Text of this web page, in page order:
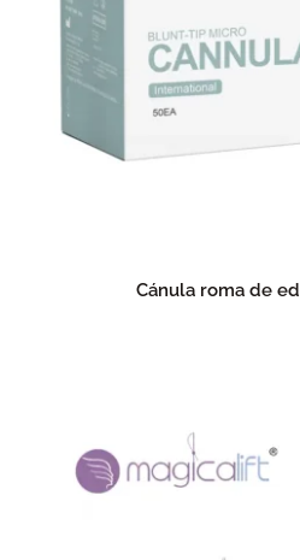
Cánula roma de